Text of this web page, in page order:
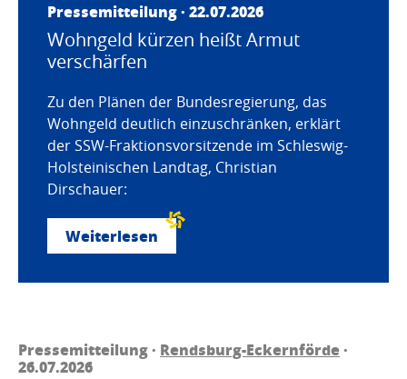
Pressemitteilung · 22.07.2026
Wohngeld kürzen heißt Armut
verschärfen
Zu den Plänen der Bundesregierung, das
Wohngeld deutlich einzuschränken, erklärt
der SSW-Fraktionsvorsitzende im Schleswig-
Holsteinischen Landtag, Christian
Dirschauer:
Weiterlesen
Pressemitteilung · Rendsburg-Eckernförde·
26.07.2026